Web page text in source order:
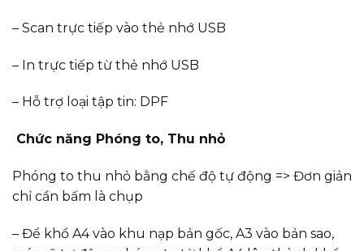
– Scan trực tiếp vào thẻ nhớ USB
– In trực tiếp từ thẻ nhớ USB
– Hỗ trợ loại tập tin: DPF
Chức năng Phóng to, Thu nhỏ
Phóng to thu nhỏ bằng chế độ tự động => Đơn giản
chỉ cần bấm là chụp
– Để khổ A4 vào khu nạp bản gốc, A3 vào bản sao,